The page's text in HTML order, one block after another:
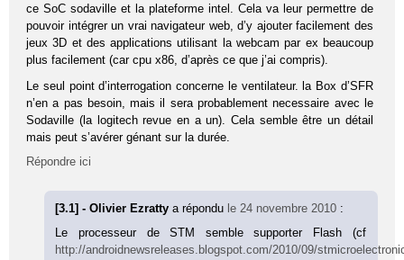
ce SoC sodaville et la plateforme intel. Cela va leur permettre de
pouvoir intégrer un vrai navigateur web, d’y ajouter facilement des
jeux 3D et des applications utilisant la webcam par ex beaucoup
plus facilement (car cpu x86, d’après ce que j’ai compris).
Le seul point d’interrogation concerne le ventilateur. la Box d’SFR
n’en a pas besoin, mais il sera probablement necessaire avec le
Sodaville (la logitech revue en a un). Cela semble être un détail
mais peut s’avérer génant sur la durée.
Répondre ici
[3.1] - Olivier Ezrattya répondu le 24 novembre 2010 :
Le processeur de STM semble supporter Flash (cf
http://androidnewsreleases.blogspot.com/2010/09/